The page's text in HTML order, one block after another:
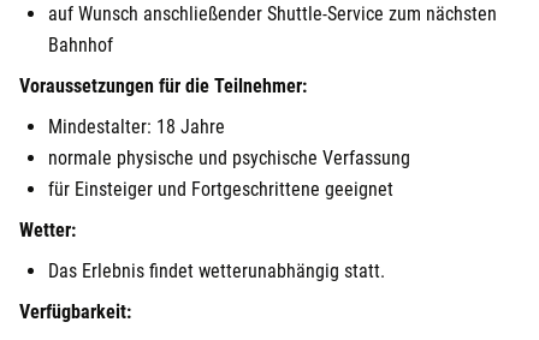
auf Wunsch anschließender Shuttle-Service zum nächsten
Bahnhof
Voraussetzungen für die Teilnehmer:
Mindestalter: 18 Jahre
normale physische und psychische Verfassung
für Einsteiger und Fortgeschrittene geeignet
Wetter:
Das Erlebnis findet wetterunabhängig statt.
Verfügbarkeit: